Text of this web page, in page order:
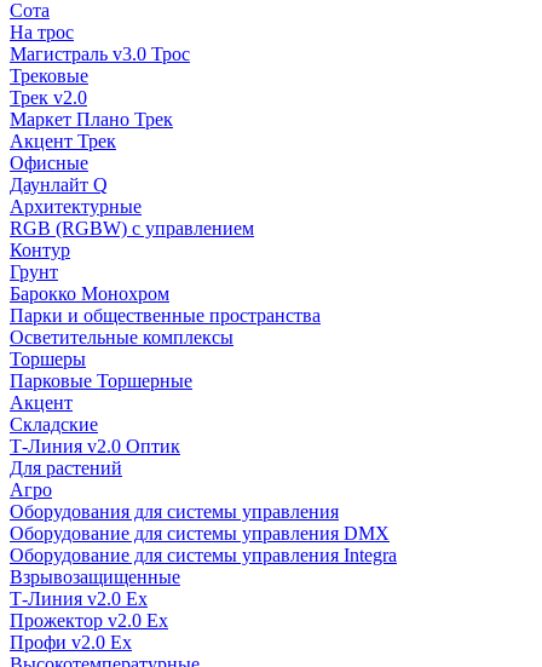
Сота
На трос
Магистраль v3.0 Трос
Трековые
Трек v2.0
Маркет Плано Трек
Акцент Трек
Офисные
Даунлайт Q
Архитектурные
RGB (RGBW) с управлением
Контур
Грунт
Барокко Монохром
Парки и общественные пространства
Осветительные комплексы
Торшеры
Парковые Торшерные
Акцент
Складские
Т-Линия v2.0 Оптик
Для растений
Агро
Оборудования для системы управления
Оборудование для системы управления DMX
Оборудование для системы управления Integra
Взрывозащищенные
Т-Линия v2.0 Ex
Прожектор v2.0 Ex
Профи v2.0 Ex